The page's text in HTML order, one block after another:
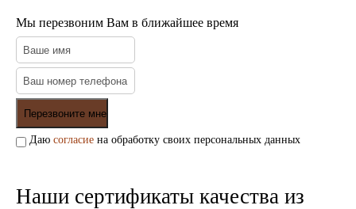
Хлопковые
Шерстяные
Тажины
Чайники и кофейники
Наборы чайные и кофейные
Сахарницы, конфетницы,
фруктовницы
Мы перезвоним Вам в ближайшее время
Даю согласие на обработку своих персональных данных
Наши сертификаты качества из